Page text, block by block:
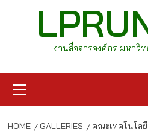
งานสื่อสารองค์กร มหาวิ
Menu
HOME GALLERIES
คณะเทคโนโล